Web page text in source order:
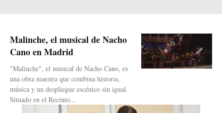
Malinche, el musical de Nacho
Cano en Madrid
"Malinche", el musical de Nacho Cano, es
una obra maestra que combina historia,
música y un despliegue escénico sin igual.
Situado en el Recinto...